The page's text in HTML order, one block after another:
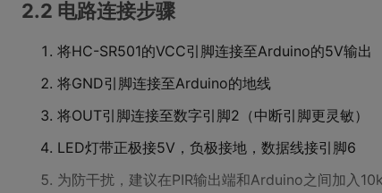
2.2 电路连接步骤
将HC-SR501的VCC引脚连接至Arduino的5V输出
将GND引脚连接至Arduino的地线
将OUT引脚连接至数字引脚2（中断引脚更灵敏）
LED灯带正极接5V，负极接地，数据线接引脚6
为防干扰，建议在PIR输出端和Arduino之间加入